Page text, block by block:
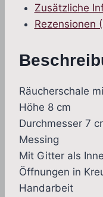
Menge
Zusätzliche
Rezensionen
Räucherschale
Höhe 8 cm
Durchmesser 7
Messing
Mit Gitter als
Öffnungen in
Handarbeit